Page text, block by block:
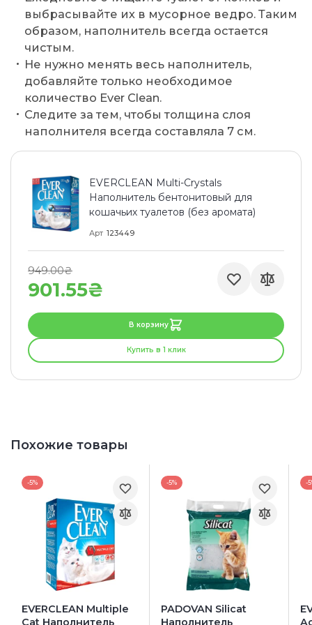
выбрасывайте их в мусорное ведро. Таким
образом, наполнитель всегда остается
чистым.
Не нужно менять весь наполнитель,
добавляйте только необходимое
количество Ever Clean.
Следите за тем, чтобы толщина слоя
наполнителя всегда составляла 7 см.
EVERCLEAN Multi-Crystals
Наполнитель бентонитовый для
кошачьих туалетов (без аромата)
Арт 123449
901.55₴
949.00₴
В корзину
Купить в 1 клик
Похожие товары
-5%
EVERCLEAN Multiple
Cat Наполнитель
-5%
PADOVAN Silicat
Наполнитель
-